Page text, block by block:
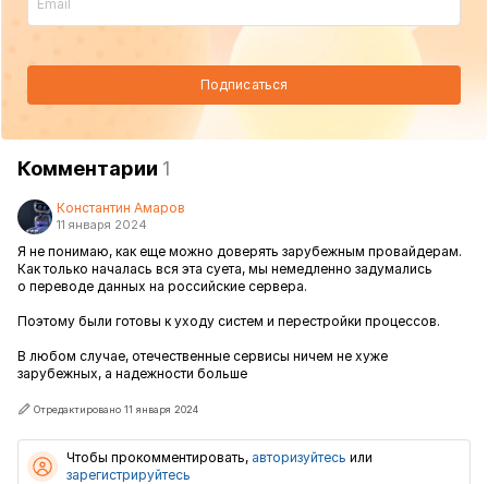
Подписаться
Комментарии 1
Константин Амаров
11 января 2024
Я не понимаю, как еще можно доверять зарубежным провайдерам.
Как только началась вся эта суета, мы немедленно задумались
о переводе данных на российские сервера.
Поэтому были готовы к уходу систем и перестройки процессов.
В любом случае, отечественные сервисы ничем не хуже
зарубежных, а надежности больше
Отредактировано 11 января 2024
Чтобы прокомментировать, авторизуйтесь или
зарегистрируйтесь